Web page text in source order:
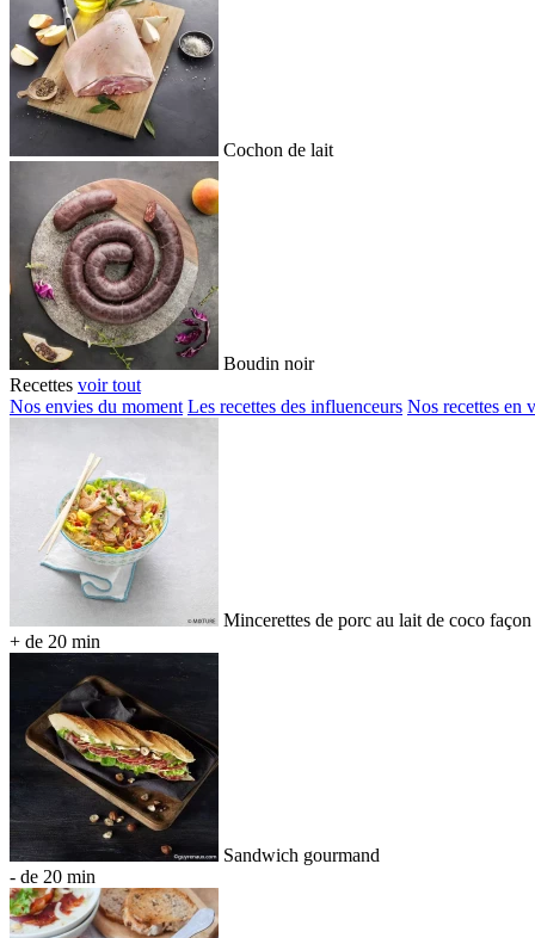
Cochon de lait
Boudin noir
Recettes voir tout
Nos envies du moment Les recettes des influenceurs Nos recettes en
Mincerettes de porc au lait de coco
+ de 20 min
Sandwich gourmand
- de 20 min